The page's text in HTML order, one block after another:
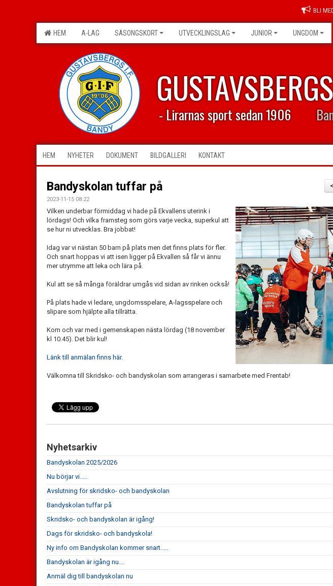
BLI
HEM A-LAG SÄSONGSKORT UTVECKLINGSLAG JUNIOR UNGDOM
- Lirarnas sport sedan 1906
HEM NYHETER DOKUMENT BILDGALLERI KONTAKT
<
Bandyskolan tuffar på
2023-11-15 08:22
Vilken underbar förmiddag vi hade på Ekvallens uterink i
lördags! Och vilka framsteg som görs varje vecka, superkul att
se hur ni utvecklas. Bra jobbat!
Idag var vi nästan 50 barn på plats men det finns plats för fler.
Och snart hoppas vi att isen ligger på Ekvallen så får vi ännu
mer utrymme att leka och lära på.
Kul att se så många föräldrar umgås vid sidan av rinken också!
På plats hade vi ledare, ungdomsspelare, A-lagsspelare och
slipare som hjälpte alla tillrätta.
Kom och var med i gemenskapen nästa lördag (18 november
kl 10.45). Det blir kul!
Länk till anmälan finns här.
Välkomna till Skridsko- och bandyskolan som arrangeras i samarbete med Frentab!
Nyhetsarkiv
Bandyskolan 2025/2026
Nu börjar vi.....
Avslutning för skridsko- och bandyskolan
Bandyskolan tuffar på
Skridsko- och bandyskolan är igång!
Dags för skridsko- och bandyskola!
Ny info om Bandyskolan kommer snart.....
Bandyskolan är igång nu....
Anmäl dig till bandyskolan nu